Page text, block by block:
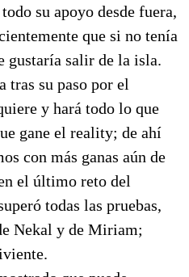
su apoyo desde fuera,
que si no tenía
gustaría salir de la isla.
tras su paso por el
y hará todo lo que
gane el reality; de ahí
con más ganas aún de
en el último reto del
todas las pruebas,
Nekal y de Miriam;